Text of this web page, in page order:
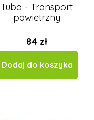
Tuba - Transport
powietrzny
84 zł
Dodaj do koszyka